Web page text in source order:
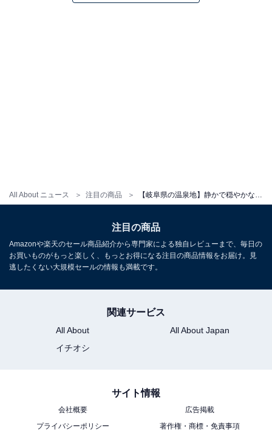
All About ニュース 注目の商品
所在地：岐阜県高山市奥飛騨温泉郷福地831
料金
※プラン・部屋により価格は変動します
チェックイン・チェックアウト
チェックアウト：11:00
※プランにより時間が異なる可能性があります
注目の商品
Amazonや楽天のセール商品紹介から専門家による独自レビューまで、毎日の
お買いものがもっと楽しく、もっとお得になる注目の商品情報をお届け。見
逃したくない大規模セールの情報も満載です。
関連サービス
All About
All About Japan
イチオシ
サイト情報
会社概要
広告掲載
プライバシーポリシー
著作権・商標・免責事項